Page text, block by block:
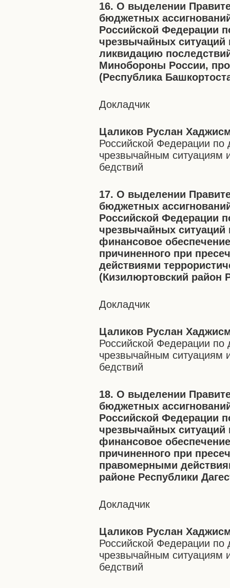
16. О выделении
бюджетных
Российской Федерации
чрезвычайных ситуаций
ликвидацию
Минобороны России,
(Республика
Докладчик
Цаликов Руслан
Российской Федерации
чрезвычайным ситуациям
бедствий
17. О выделении
бюджетных
Российской Федерации
чрезвычайных ситуаций
финансовое
причиненного при
действиями
(Кизилюртовский район
Докладчик
Цаликов Руслан
Российской Федерации
чрезвычайным ситуациям
бедствий
18. О выделении
бюджетных
Российской Федерации
чрезвычайных ситуаций
финансовое
причиненного при
правомерными
районе Республики
Докладчик
Цаликов Руслан
Российской Федерации
чрезвычайным ситуациям
бедствий